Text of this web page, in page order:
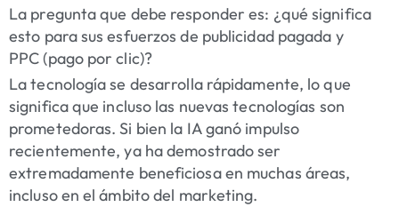
La pregunta que debe responder es: ¿qué significa
esto para sus esfuerzos de publicidad pagada y
PPC (pago por clic)?
La tecnología se desarrolla rápidamente, lo que
significa que incluso las nuevas tecnologías son
prometedoras. Si bien la IA ganó impulso
recientemente, ya ha demostrado ser
extremadamente beneficiosa en muchas áreas,
incluso en el ámbito del marketing.